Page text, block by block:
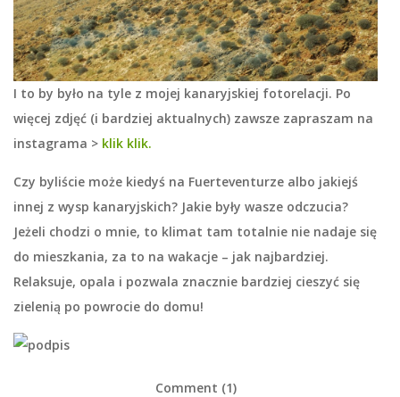
I to by było na tyle z mojej kanaryjskiej fotorelacji. Po
więcej zdjęć (i bardziej aktualnych) zawsze zapraszam na
instagrama > klik klik.
Czy byliście może kiedyś na Fuerteventurze albo jakiejś
innej z wysp kanaryjskich? Jakie były wasze odczucia?
Jeżeli chodzi o mnie, to klimat tam totalnie nie nadaje się
do mieszkania, za to na wakacje – jak najbardziej.
Relaksuje, opala i pozwala znacznie bardziej cieszyć się
zielenią po powrocie do domu!
Comment (1)